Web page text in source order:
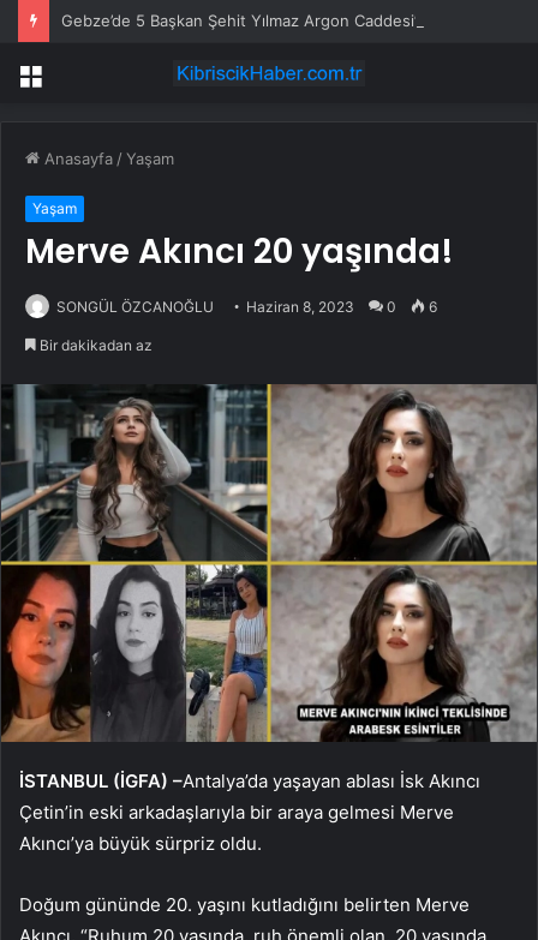
Gebze’de 5 Başkan Şehit Yılmaz Argon Caddesi’nde
Menü
Anasayfa /Yaşam
Yaşam
Merve Akıncı 20 yaşında!
SONGÜL ÖZCANOĞLU Haziran 8, 2023 0 6
Bir dakikadan az
İSTANBUL (İGFA) –Antalya’da yaşayan ablası İsk Akıncı
Çetin’in eski arkadaşlarıyla bir araya gelmesi Merve
Akıncı’ya büyük sürpriz oldu.
Doğum gününde 20. yaşını kutladığını belirten Merve
Akıncı, “Ruhum 20 yaşında, ruh önemli olan, 20 yaşında